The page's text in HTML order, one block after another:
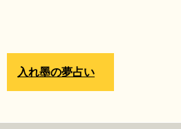
入れ墨の夢占い